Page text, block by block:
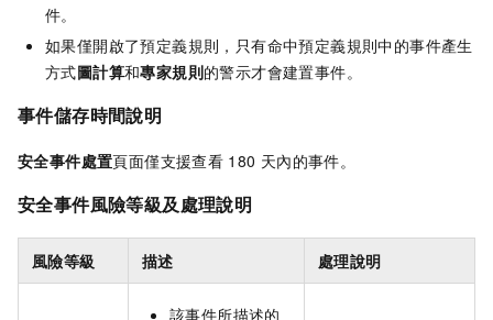
件。
如果僅開啟了預定義規則，只有命中預定義規則中的事件產生
方式圖計算和專家規則的警示才會建置事件。
事件儲存時間說明
安全事件處置頁面僅支援查看 180 天內的事件。
安全事件風險等級及處理說明
風險等級 描述 處理說明
該事件所描述的